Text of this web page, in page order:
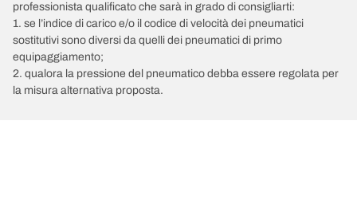
professionista qualificato che sarà in grado di consigliarti:
1. se l’indice di carico e/o il codice di velocità dei pneumatici
sostitutivi sono diversi da quelli dei pneumatici di primo
equipaggiamento;
2. qualora la pressione del pneumatico debba essere regolata per
la misura alternativa proposta.